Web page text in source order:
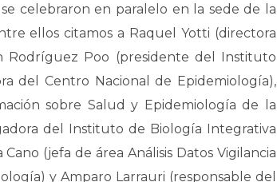
celebraron en paralelo en la sede de la
ellos citamos a Raquel Yotti (directora
Rodríguez Poo (presidente del Instituto
del Centro Nacional de Epidemiología),
sobre Salud y Epidemiología de la
del Instituto de Biología Integrativa
(jefa de área Análisis Datos Vigilancia
y Amparo Larrauri (responsable del